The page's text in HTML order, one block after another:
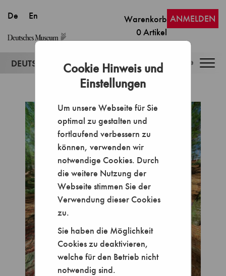
Cookie Hinweis und
Einstellungen
Um unsere Webseite für Sie
optimal zu gestalten und
fortlaufend verbessern zu
können, verwenden wir
notwendige Cookies. Durch
die weitere Nutzung der
Webseite stimmen Sie der
Verwendung dieser Cookies
zu.
Sie haben die Möglichkeit
Cookies zu deaktivieren,
welche für den Betrieb nicht
notwendig sind.
Warenkorb
0Artikel
ANMELDEN